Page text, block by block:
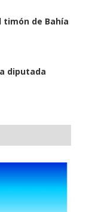
de Bahía
diputada